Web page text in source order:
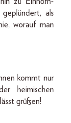
als
worauf man
kommt nur
heimischen
grüßen!